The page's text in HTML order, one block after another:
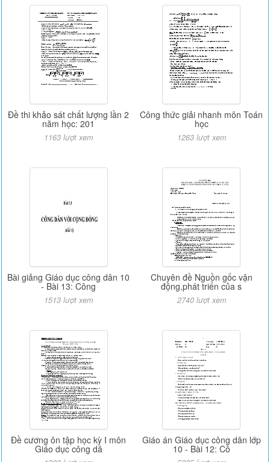
Đề thi khảo sát chất lượng lần 2
năm học: 201
1163 lượt xem
Công thức giải nhanh môn Toán
học
1263 lượt xem
Bài giảng Giáo dục công dân 10
- Bài 13: Công
1513 lượt xem
Chuyên đề Nguồn gốc vận
động,phát triển của s
2740 lượt xem
Đề cương ôn tập học kỳ I môn
Giáo dục công dâ
Giáo án Giáo dục công dân lớp
10 - Bài 12: Cô